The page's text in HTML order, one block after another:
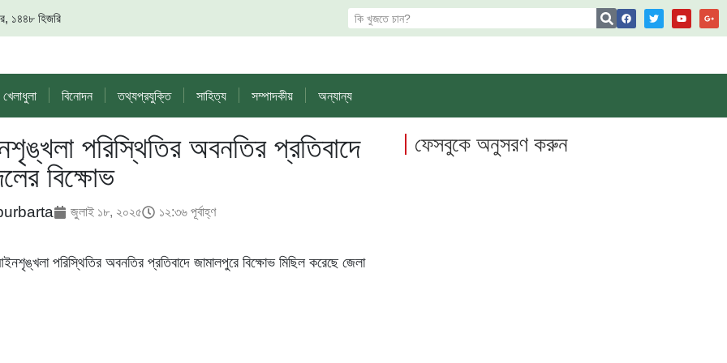
১৪৪৮ হিজরি
খেলাধুলা বিনোদন তথ্যপ্রযুক্তি সাহিত্য সম্পাদকীয় অন্যান্য
পরিস্থিতির অবনতির প্রতিবাদে
বিক্ষোভ
জুলাই ১৮, ২০২৫ ১২:৩৬ পূর্বাহ্ণ
পরিস্থিতির অবনতির প্রতিবাদে জামালপুরে বিক্ষোভ মিছিল করেছে জেলা
ফেসবুকে অনুসরণ করুন